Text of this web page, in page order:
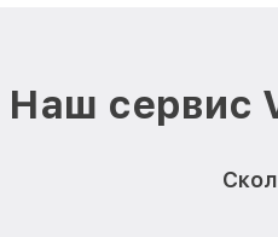
Наш сервис